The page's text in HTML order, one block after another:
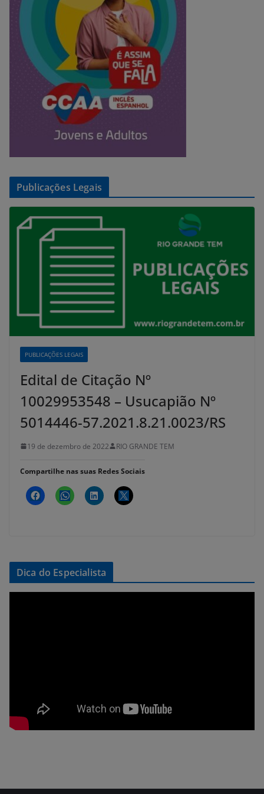
Publicações Legais
PUBLICAÇÕES LEGAIS
Edital de Citação Nº
10029953548 – Usucapião Nº
5014446-57.2021.8.21.0023/RS
19 de dezembro de 2022 RIO GRANDE TEM
Compartilhe nas suas Redes Sociais
Dica do Especialista